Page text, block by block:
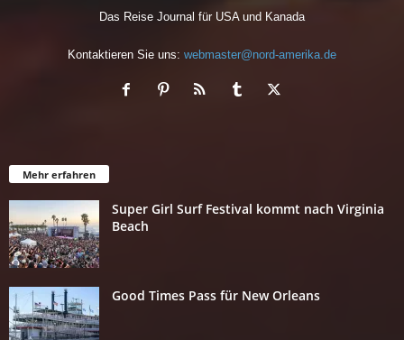
Das Reise Journal für USA und Kanada
Kontaktieren Sie uns: webmaster@nord-amerika.de
Mehr erfahren
Super Girl Surf Festival kommt nach Virginia
Beach
Good Times Pass für New Orleans